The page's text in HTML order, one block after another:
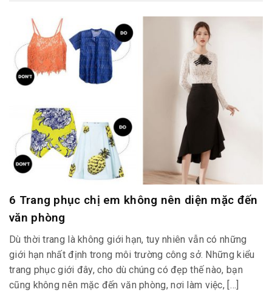
6 Trang phục chị em không nên diện mặc đến
văn phòng
Dù thời trang là không giới hạn, tuy nhiên vẫn có những
giới hạn nhất định trong môi trường công sở. Những kiểu
trang phục giới đây, cho dù chúng có đẹp thế nào, bạn
cũng không nên mặc đến văn phòng, nơi làm việc, […]